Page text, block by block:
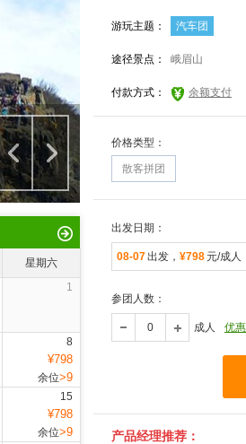
星期六
1
8
¥798
余位>9
15
¥798
余位>9
游玩主题： 汽车团
途径景点： 峨眉山
付款方式： 余额支付
价格类型：
散客拼团
出发日期：
08-07出发， ¥798元/成人
参团人数：
成人 优
产品经理推荐：